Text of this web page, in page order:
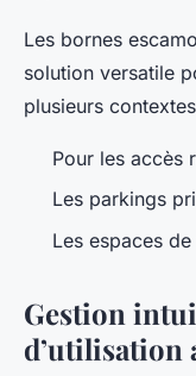
Les bornes
solution versatile
plusieurs
Pour les accès
Les parkings
Les espaces
Gestion
d’utilisation